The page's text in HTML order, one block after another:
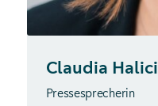
Claudia Halici
Pressesprecherin